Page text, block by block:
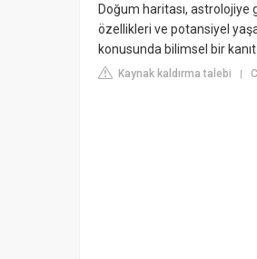
Doğum haritası,
özellikleri ve potansiyel
konusunda bilimsel bir
Kaynak kaldırma talebi |